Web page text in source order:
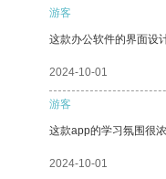
游客
这款办公软件的界面设
2024-10-01
游客
这款app的学习氛围很
2024-10-01